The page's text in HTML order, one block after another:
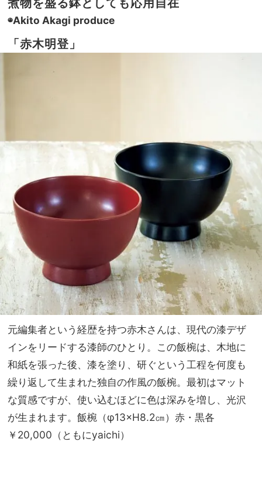
煮物を盛る鉢としても応用自在
◉Akito Akagi produce
「赤木明登」
元編集者という経歴を持つ赤木さんは、現代の漆デザ
インをリードする漆師のひとり。この飯椀は、木地に
和紙を張った後、漆を塗り、研ぐという工程を何度も
繰り返して生まれた独自の作風の飯椀。最初はマット
な質感ですが、使い込むほどに色は深みを増し、光沢
が生まれます。飯椀（φ13×H8.2㎝）赤・黒各
￥20,000（ともにyaichi）